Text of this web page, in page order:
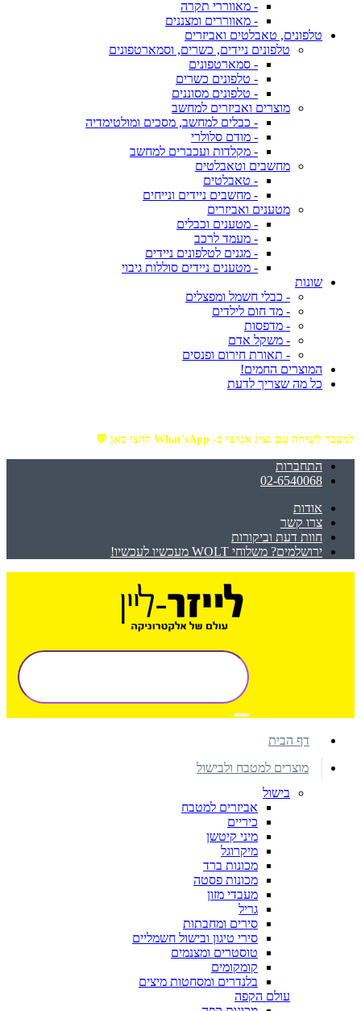
- מאווררי תקרה
- מאווררים ומצננים
טלפונים, טאבלטים ואביזרים
טלפונים ניידים, כשרים, וסמארטפונים
- סמארטפונים
- טלפונים כשרים
- טלפונים מסוננים
מוצרים ואביזרים למחשב
- כבלים למחשב, מסכים ומולטימדיה
- מודם סלולרי
- מקלדות ועכברים למחשב
מחשבים וטאבלטים
- טאבלטים
- מחשבים ניידים ונייחים
מטענים ואביזרים
- מטענים וכבלים
- מעמד לרכב
- מגנים לטלפונים ניידים
- מטענים ניידים סוללות גיבוי
שונות
- כבלי חשמל ומפצלים
- מד חום לילדים
- מדפסות
- משקל אדם
- תאורת חירום ופנסים
המוצרים החמים!
כל מה שצריך לדעת
למעבר לשיחה עם נציג אנושי ב- What'sApp לחצו כאן 💬
התחברות
02-6540068
אודות
צרו קשר
חוות דעת וביקורות
ירושלמים? משלוחי WOLT מעכשיו לעכשיו!
דף הבית
מוצרים למטבח ולבישול
בישול
אביזרים למטבח
כיריים
מיני קיטשן
מיקרוגל
מכונות ברד
מכונות פסטה
מעבדי מזון
גריל
סירים ומחבתות
סירי טיגון ובישול חשמליים
טוסטרים ומצנמים
קומקומים
בלנדרים ומסחטות מיצים
עולם הקפה